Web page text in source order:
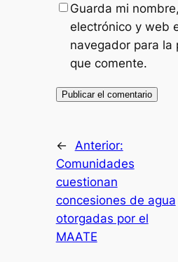
Guarda mi
electrónico y web
navegador para la
que comente.
←
Anterior:
Comunidades
cuestionan
concesiones de agua
otorgadas por el
MAATE